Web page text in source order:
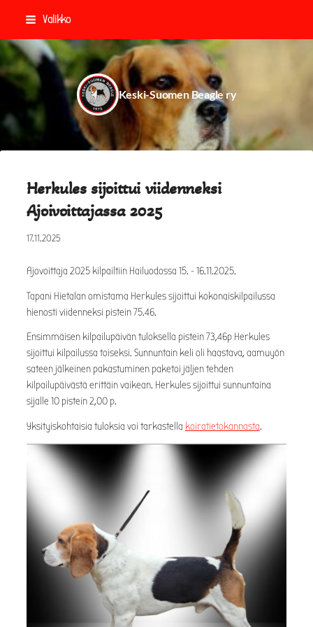
Siirry
sisältöön
Valikko
Keski-Suomen Beagle ry
Herkules sijoittui viidenneksi
Ajoivoittajassa 2025
17.11.2025
Ajovoittaja 2025 kilpailtiin Hailuodossa 15. - 16.11.2025.
Tapani Hietalan omistama Herkules sijoittui kokonaiskilpailussa
hienosti viidenneksi pistein 75.46.
Ensimmäisen kilpailupäivän tuloksella pistein 73,46p Herkules
sijoittui kilpailussa toiseksi. Sunnuntain keli oli haastava, aamuyön
sateen jälkeinen pakastuminen paketoi jäljen tehden
kilpailupäivästä erittäin vaikean. Herkules sijoittui sunnuntaina
sijalle 10 pistein 2,00 p.
Yksityiskohtaisia tuloksia voi tarkastella koiratietokannasta.